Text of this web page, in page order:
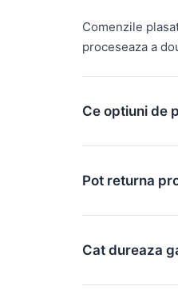
Comenzile
proceseaza a
Ce optiuni de
Pot returna
Cat dureaza